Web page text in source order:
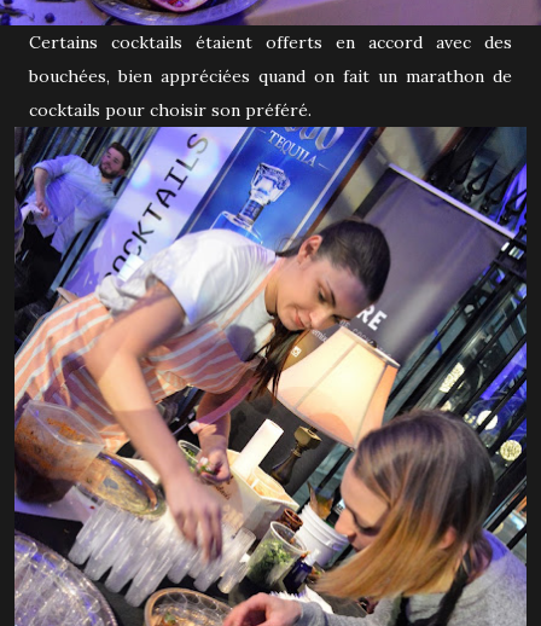
Certains cocktails étaient offerts en accord avec des
bouchées, bien appréciées quand on fait un marathon de
cocktails pour choisir son préféré.